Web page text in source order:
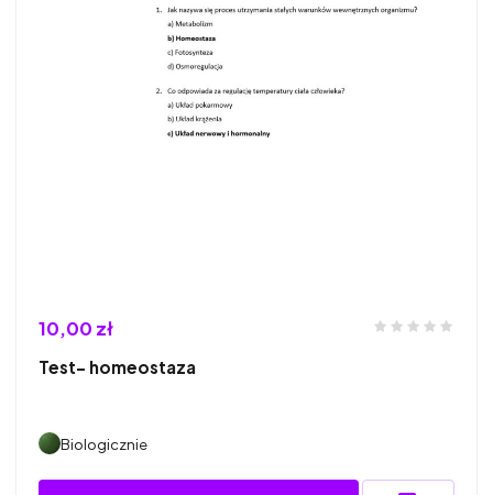
10,00 zł
Test- homeostaza
Biologicznie